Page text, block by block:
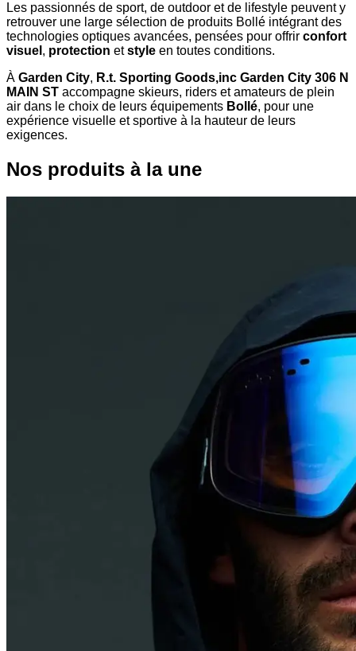
Les passionnés de sport, de outdoor et de lifestyle peuvent y
retrouver une large sélection de produits Bollé intégrant des
technologies optiques avancées, pensées pour offrir confort
visuel , protection etstyle en toutes conditions.
À Garden City, R.t. Sporting Goods,inc Garden City 306 N
MAIN ST accompagne skieurs, riders et amateurs de plein
air dans le choix de leurs équipements Bollé, pour une
expérience visuelle et sportive à la hauteur de leurs
exigences.
Nos produits à la une